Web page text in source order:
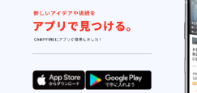
ログラム さば缶 音楽 高
橋ワタル グラフィック 虎
ングテーマ 「Memorium ～I
の映像になっていきます。
ということで、アニメー
ションの裏側第四回でし
た！ ■第一原画 ナガタニ